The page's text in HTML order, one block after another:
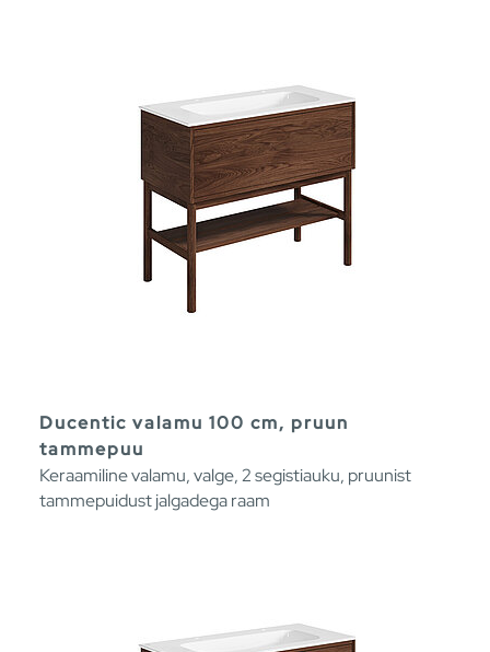
Ducentic valamu 100 cm, pruun
tammepuu
Keraamiline valamu, valge, 2 segistiauku, pruunist
tammepuidust jalgadega raam